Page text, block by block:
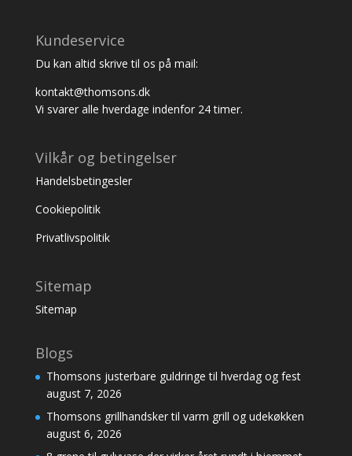
Kundeservice
Du kan altid skrive til os på mail:
kontakt@thomsons.dk
Vi svarer alle hverdage indenfor 24 timer.
Vilkår og betingelser
Handelsbetingesler
Cookiepolitik
Privatlivspolitik
Sitemap
Sitemap
Blogs
Thomsons justerbare guldringe til hverdag og fest
august 7, 2026
Thomsons grillhandsker til varm grill og udekøkken
august 6, 2026